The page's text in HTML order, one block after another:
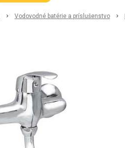
Vodovodné batérie a príslušenstvo